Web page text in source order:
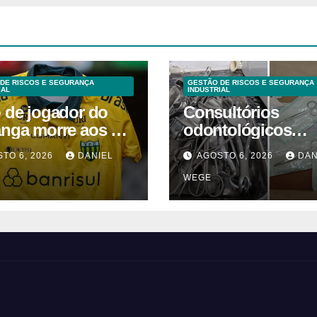
RISCOS E SEGURANÇA
de jogador do
morre aos 2
acidente
6, 2026 DANIEL
GESTÃO DE RISCOS E SEGURANÇA
INDUSTRIAL
Consultórios
odontológicos
interditados em
Campinas
2025
AGOSTO 6, 2026
WEGE